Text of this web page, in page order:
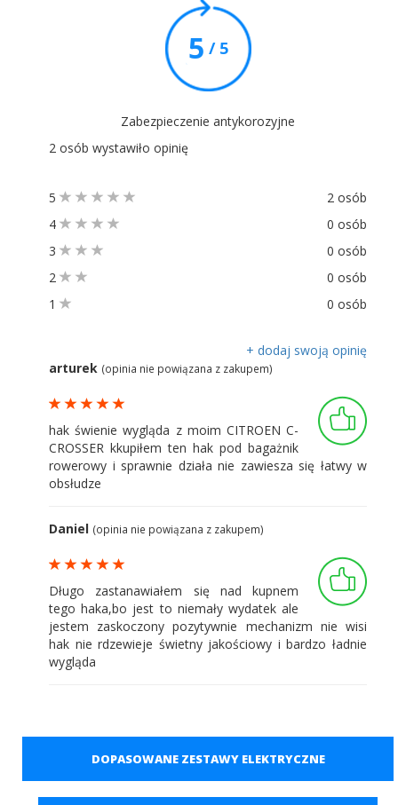
5 / 5
Zabezpieczenie antykorozyjne
2 osób wystawiło opinię
5
2 osób
4
0 osób
3
0 osób
2
0 osób
1
0 osób
+ dodaj swoją opinię
arturek (opinia nie powiązana z zakupem)
hak świenie wygląda z moim CITROEN C-
CROSSER kkupiłem ten hak pod bagażnik
rowerowy i sprawnie działa nie zawiesza się łatwy w
obsłudze
Daniel (opinia nie powiązana z zakupem)
Długo zastanawiałem się nad kupnem
tego haka,bo jest to niemały wydatek ale
jestem zaskoczony pozytywnie mechanizm nie wisi
hak nie rdzewieje świetny jakościowy i bardzo ładnie
wygląda
DOPASOWANE ZESTAWY ELEKTRYCZNE